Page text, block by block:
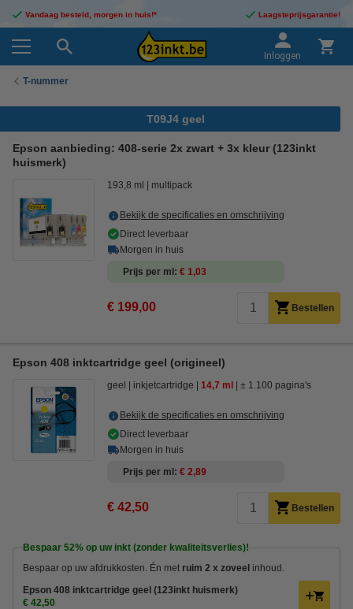
Vandaag besteld, morgen in huis!* Laagsteprijsgarantie!
Inloggen
T-nummer
T09J4 geel
Epson aanbieding: 408-serie 2x zwart + 3x kleur (123inkt
huismerk)
193,8 ml multipack
Bekijk de specificaties en omschrijving
Direct leverbaar
Morgen in huis
Prijs per ml
€ 1,03
€ 199,00 Bestellen
Epson 408 inktcartridge geel (origineel)
geel inkjetcartridge 14,7 ml ± 1.100 pagina's
Bekijk de specificaties en omschrijving
Direct leverbaar
Morgen in huis
Prijs per ml
€ 2,89
€ 42,50 Bestellen
Bespaar 52% op uw inkt (zonder kwaliteitsverlies)!
Bespaar op uw afdrukkosten. Én met ruim 2 x zoveel inhoud.
Epson 408 inktcartridge geel (123inkt huismerk)
€ 42,50